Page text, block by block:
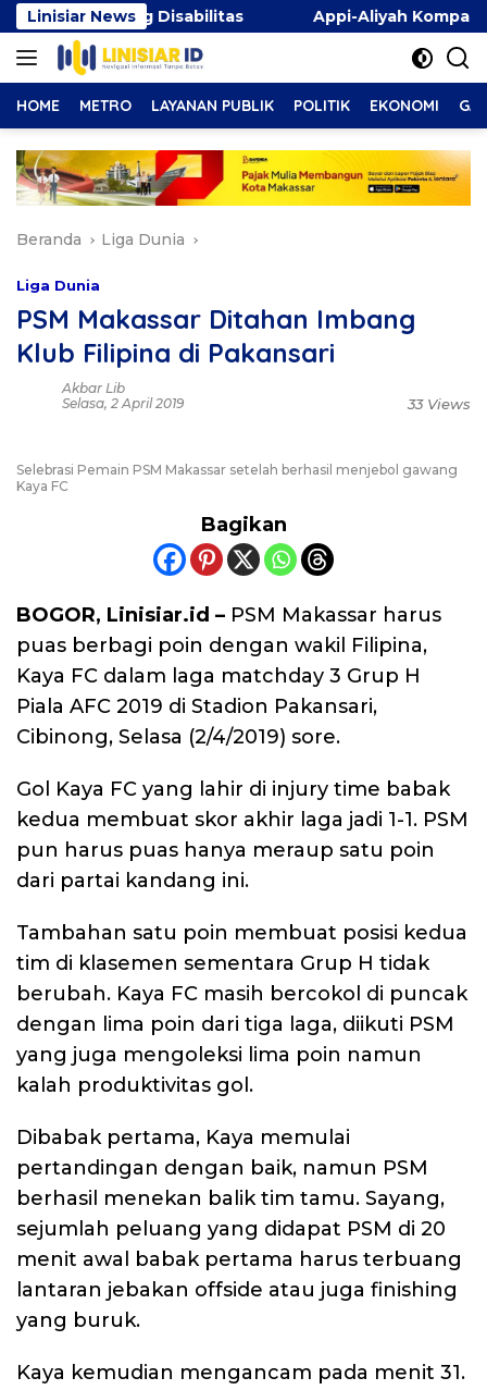
Langsung
ke
konten
Linisiar News
Disabilitas Appi-Aliyah Kompak Hadiri HUT
HOME METRO LAYANAN PUBLIK POLITIK EKONOMI
Beranda Liga Dunia
Liga Dunia
PSM Makassar Ditahan Imbang
Klub Filipina di Pakansari
Akbar Lib
Selasa, 2 April 2019
33 Views
Selebrasi Pemain PSM Makassar setelah berhasil menjebol gawang
Kaya FC
Bagikan
BOGOR, Linisiar.id – PSM Makassar harus
puas berbagi poin dengan wakil Filipina,
Kaya FC dalam laga matchday 3 Grup H
Piala AFC 2019 di Stadion Pakansari,
Cibinong, Selasa (2/4/2019) sore.
Gol Kaya FC yang lahir di injury time babak
kedua membuat skor akhir laga jadi 1-1. PSM
pun harus puas hanya meraup satu poin
dari partai kandang ini.
Tambahan satu poin membuat posisi kedua
tim di klasemen sementara Grup H tidak
berubah. Kaya FC masih bercokol di puncak
dengan lima poin dari tiga laga, diikuti PSM
yang juga mengoleksi lima poin namun
kalah produktivitas gol.
Dibabak pertama, Kaya memulai
pertandingan dengan baik, namun PSM
berhasil menekan balik tim tamu. Sayang,
sejumlah peluang yang didapat PSM di 20
menit awal babak pertama harus terbuang
lantaran jebakan offside atau juga finishing
yang buruk.
Kaya kemudian mengancam pada menit 31.